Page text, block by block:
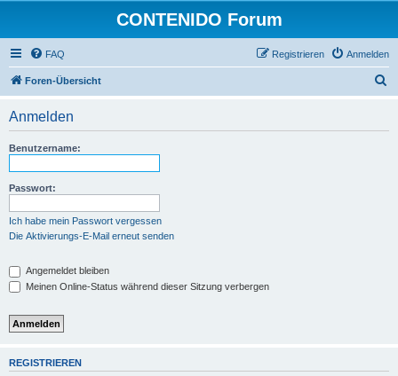
CONTENIDO Forum
FAQ Anmelden
Registrieren
Foren-Übersicht
Anmelden
Benutzername:
Passwort:
Ich habe mein Passwort vergessen
Die Aktivierungs-E-Mail erneut senden
Angemeldet bleiben
Meinen Online-Status während dieser Sitzung verbergen
REGISTRIEREN